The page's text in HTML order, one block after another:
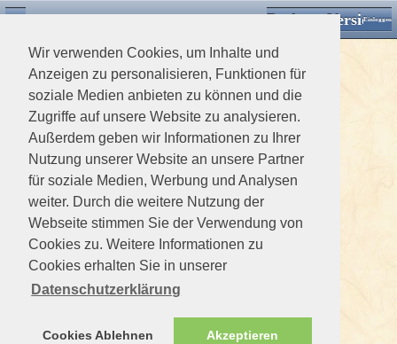
Wir verwenden Cookies, um Inhalte und
Anzeigen zu personalisieren, Funktionen für
soziale Medien anbieten zu können und die
Zugriffe auf unsere Website zu analysieren.
Außerdem geben wir Informationen zu Ihrer
Nutzung unserer Website an unsere Partner
für soziale Medien, Werbung und Analysen
weiter. Durch die weitere Nutzung der
Webseite stimmen Sie der Verwendung von
Cookies zu. Weitere Informationen zu
Cookies erhalten Sie in unserer
Datenschutzerklärung
Cookies Ablehnen Akzeptieren
Desktop VersionEinloggen